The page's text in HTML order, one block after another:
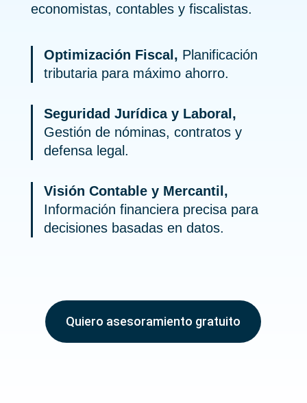
economistas, contables y fiscalistas.
Optimización Fiscal, Planificación
tributaria para máximo ahorro.
Seguridad Jurídica y Laboral,
Gestión de nóminas, contratos y
defensa legal.
Visión Contable y Mercantil,
Información financiera precisa para
decisiones basadas en datos.
Quiero asesoramiento gratuito